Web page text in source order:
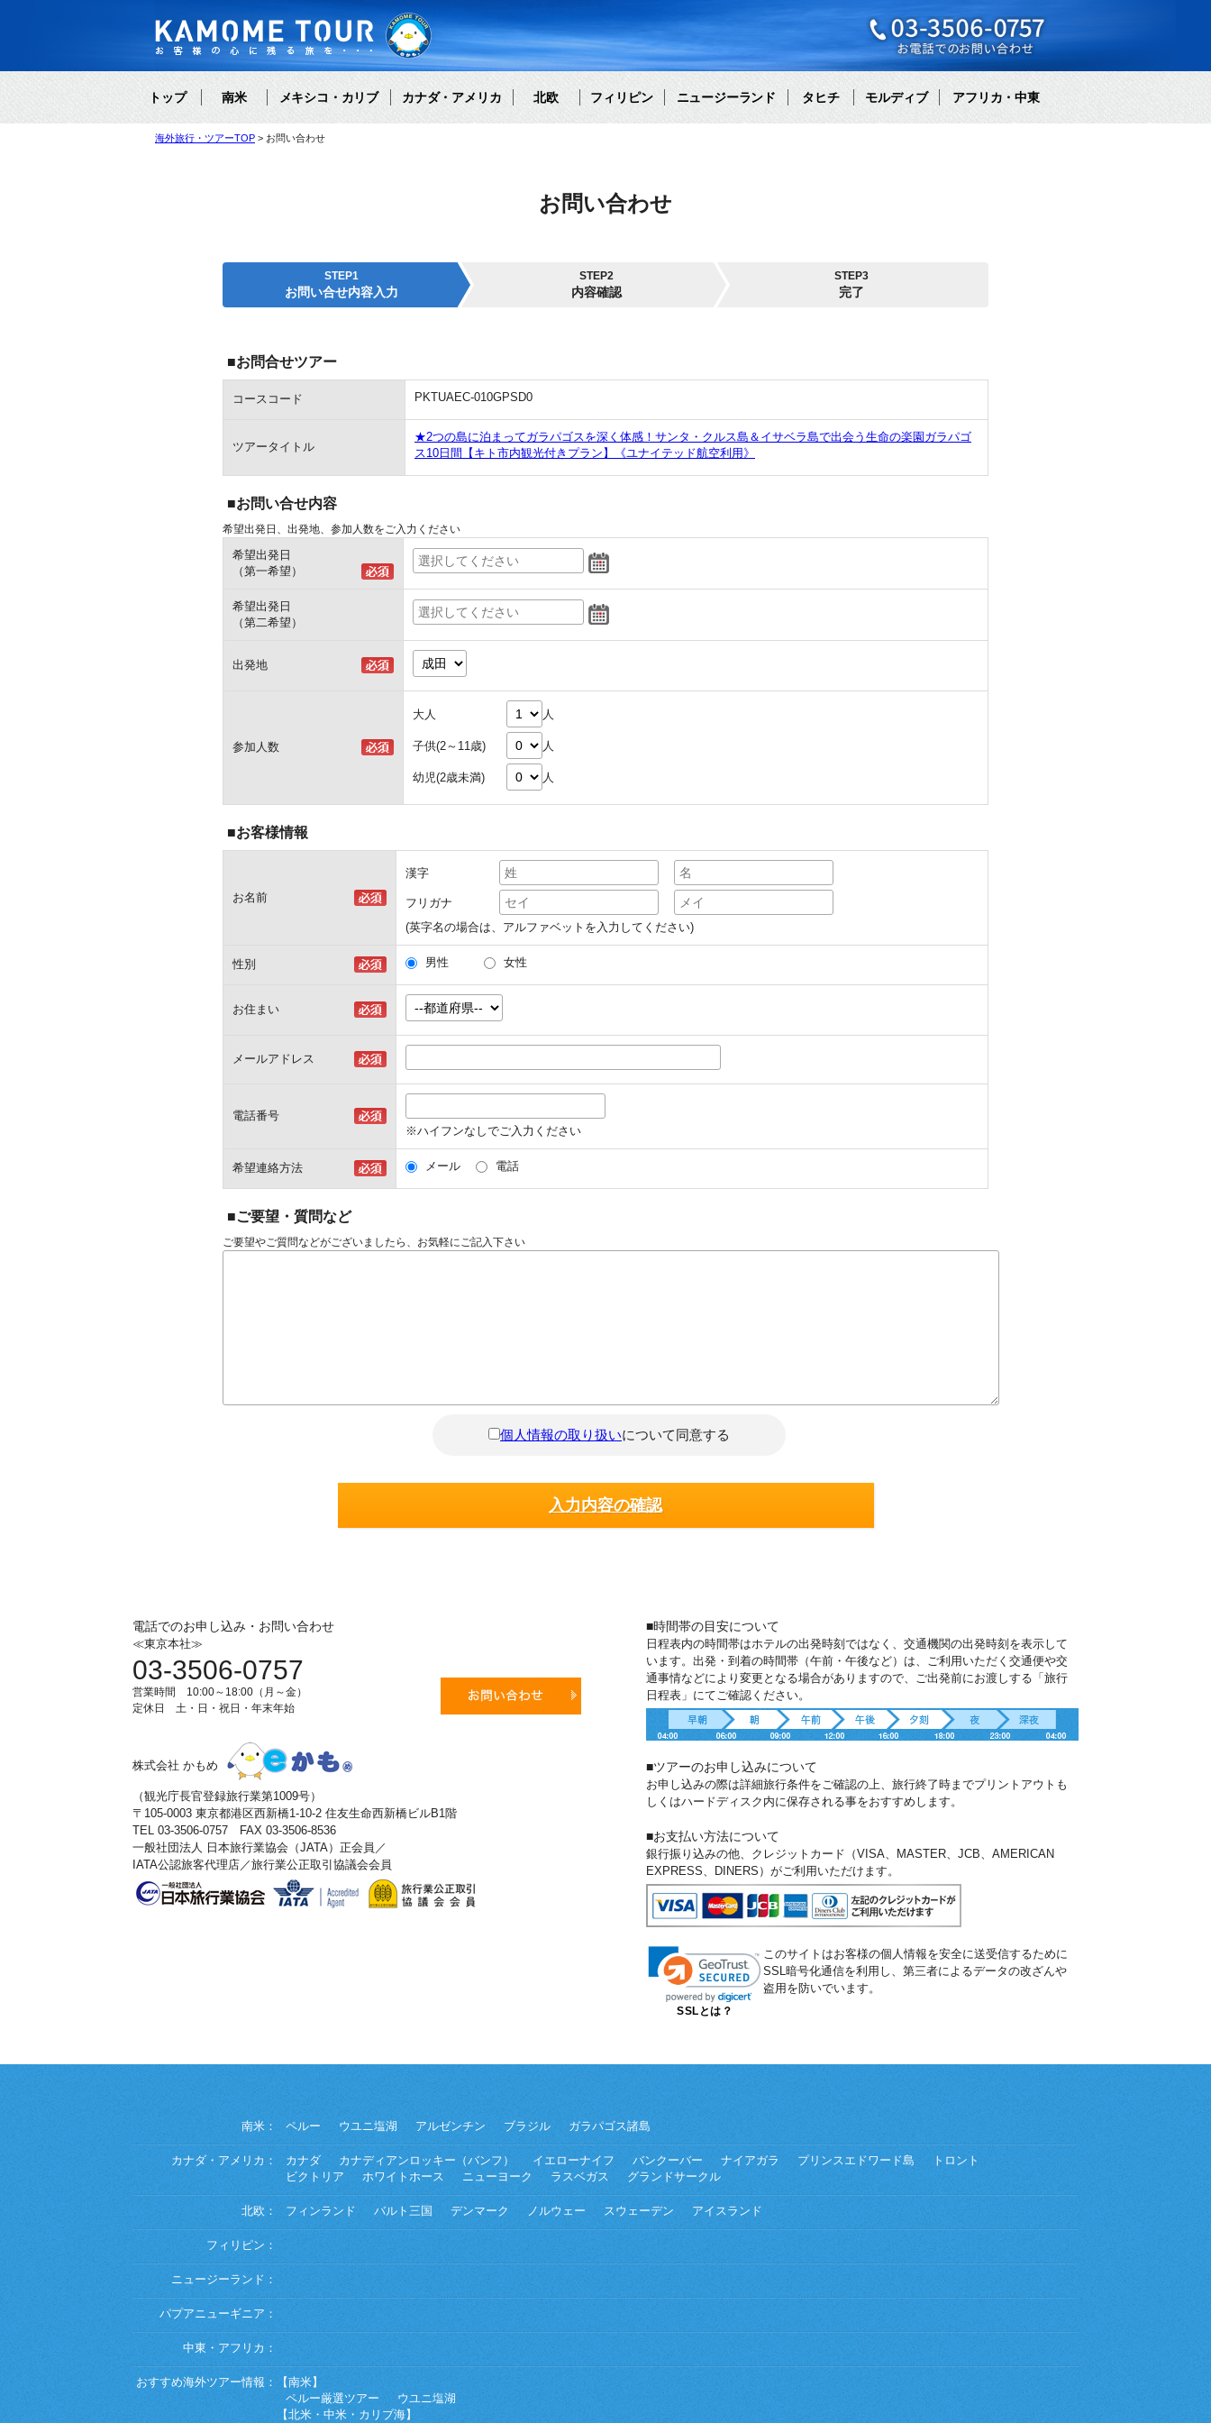
トップ 南米 メキシコ・カリブ カナダ・アメリカ 北欧 フィリピン ニュージーランド タヒチ モルディブ アフリカ・中東
海外旅行・ツアーTOP お問い合わせ
お問い合わせ
STEP1
お問い合せ内容入力
STEP2
内容確認
STEP3
完了
■お問合せツアー
コースコード PKTUAEC-010GPSD0
ツアータイトル
★2つの島に泊まってガラパゴスを深く体感！サンタ・クルス島＆イサベラ島で出会う生命の楽園ガラパゴ
ス10日間【キト市内観光付きプラン】《ユナイテッド航空利用》
■お問い合せ内容
希望出発日、出発地、参加人数をご入力ください
希望出発日
（第一希望）
希望出発日
（第二希望）
出発地
参加人数
大人 人
子供(2～11歳) 人
幼児(2歳未満) 人
■お客様情報
お名前
漢字
フリガナ
(英字名の場合は、アルファベットを入力してください)
性別 男性 女性
お住まい
メールアドレス
電話番号
※ハイフンなしでご入力ください
希望連絡方法 メール 電話
■ご要望・質問など
ご要望やご質問などがございましたら、お気軽にご記入下さい
個人情報の取り扱いについて同意する
電話でのお申し込み・お問い合わせ
≪東京本社≫
03-3506-0757
営業時間 10:00～18:00（月～金）
定休日 土・日・祝日・年末年始
株式会社 かもめ
（観光庁長官登録旅行業第1009号）
〒105-0003 東京都港区西新橋1-10-2 住友生命西新橋ビルB1階
TEL 03-3506-0757 FAX 03-3506-8536
一般社団法人 日本旅行業協会（JATA）正会員／
IATA公認旅客代理店／旅行業公正取引協議会会員
■時間帯の目安について
日程表内の時間帯はホテルの出発時刻ではなく、交通機関の出発時刻を表示して
います。出発・到着の時間帯（午前・午後など）は、ご利用いただく交通便や交
通事情などにより変更となる場合がありますので、ご出発前にお渡しする「旅行
日程表」にてご確認ください。
■ツアーのお申し込みについて
お申し込みの際は詳細旅行条件をご確認の上、旅行終了時までプリントアウトも
しくはハードディスク内に保存される事をおすすめします。
■お支払い方法について
銀行振り込みの他、クレジットカード（VISA、MASTER、JCB、AMERICAN
EXPRESS、DINERS）がご利用いただけます。
SSLとは？
このサイトはお客様の個人情報を安全に送受信するために
SSL暗号化通信を利用し、第三者によるデータの改ざんや
盗用を防いでいます。
南米： ペルー ウユニ塩湖 アルゼンチン ブラジル ガラパゴス諸島
カナダ・アメリカ： カナダ カナディアンロッキー（バンフ） イエローナイフ バンクーバー ナイアガラ プリンスエドワード島
トロント
ビクトリア
ホワイトホース ニューヨーク ラスベガス グランドサークル
北欧： フィンランド バルト三国 デンマーク ノルウェー スウェーデン アイスランド
フィリピン：
ニュージーランド：
パプアニューギニア：
中東・アフリカ：
おすすめ海外ツアー情報：
【南米】
ペルー厳選ツアー
ウユニ塩湖
【北米・中米・カリブ海】